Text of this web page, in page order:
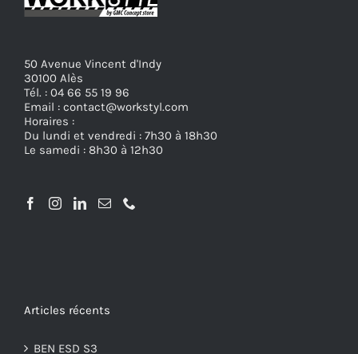
50 Avenue Vincent d'Indy
30100 Alès
Tél. : 04 66 55 19 96
Email : contact@workstyl.com
Horaires :
Du lundi et vendredi : 7h30 à 18h30
Le samedi : 8h30 à 12h30
Articles récents
BEN ESD S3